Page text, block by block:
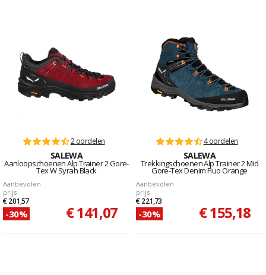
2 oordelen
SALEWA
Aanloopschoenen Alp Trainer 2 Gore-
Tex W Syrah Black
Aanbevolen
prijs
€ 201,57
-30% € 141,07
4 oordelen
SALEWA
Trekkingschoenen Alp Trainer 2 Mid
Gore-Tex Denim Fluo Orange
Aanbevolen
prijs
€ 221,73
-30% € 155,18